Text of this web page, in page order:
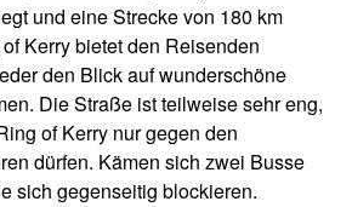
und eine Strecke von 180 km
Kerry bietet den Reisenden
den Blick auf wunderschöne
Die Straße ist teilweise sehr eng,
of Kerry nur gegen den
dürfen. Kämen sich zwei Busse
sich gegenseitig blockieren.